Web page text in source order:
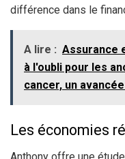
différence dans le
A lire : Assurance
à l'oubli pour les
cancer, un
Les économies